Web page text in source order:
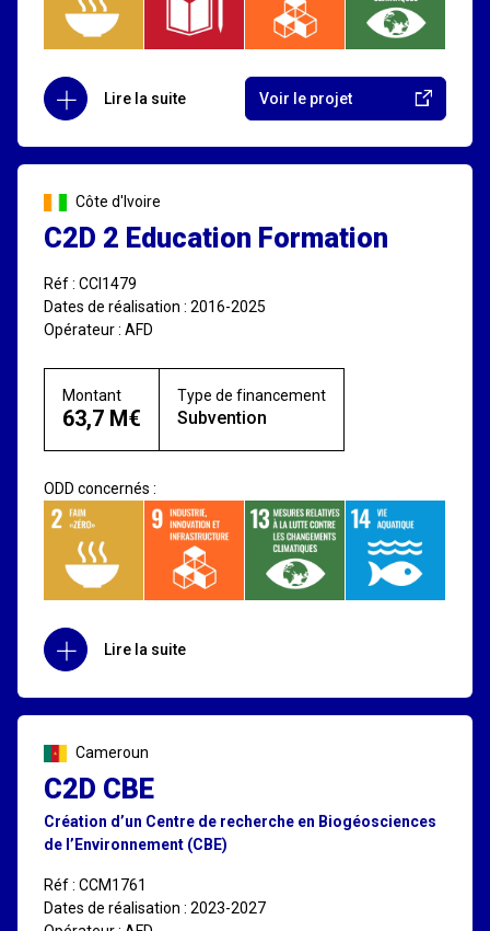
Lire la suite Voir le projet
Côte d'Ivoire
C2D 2 Education Formation
Réf : CCI1479
Dates de réalisation : 2016-2025
Opérateur : AFD
Montant
63,7 M€
Type de financement
Subvention
ODD concernés :
Lire la suite
Cameroun
C2D CBE
Création d’un Centre de recherche en Biogéosciences
de l’Environnement (CBE)
Réf : CCM1761
Dates de réalisation : 2023-2027